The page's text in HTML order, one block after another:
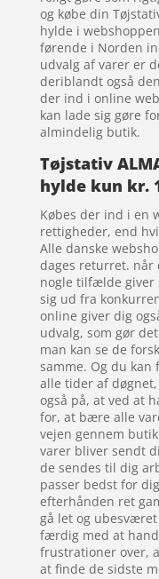
og købe din
hylde i
førende i Norden
udvalg af varer er
deriblandt også
der ind i online
kan lade sig gøre
almindelig butik.
Tøjstativ
hylde kun kr.
Købes der ind i en
rettigheder, end
Alle danske
dages returret. når
nogle tilfælde giver
sig ud fra
online giver dig
udvalg, som gør
man kan se de
samme. Og du kan
alle tider af
også på, at ved at
for, at bære alle
vejen gennem
varer bliver sendt
de sendes til dig
passer bedst for
efterhånden ret
gå let og
færdig med at
frustrationer over,
at finde de sidste